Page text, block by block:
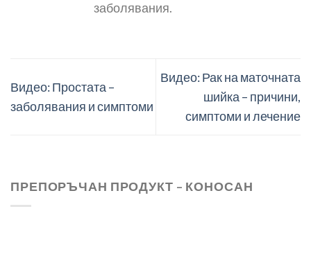
заболявания.
Видео: Простата –
заболявания и симптоми
Видео: Рак на маточната
шийка – причини,
симптоми и лечение
ПРЕПОРЪЧАН ПРОДУКТ – КОНОСАН